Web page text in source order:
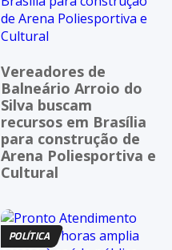
Vereadores de
Balneário Arroio do
Silva buscam
recursos em Brasília
para construção de
Arena Poliesportiva e
Cultural
POLÍTICA